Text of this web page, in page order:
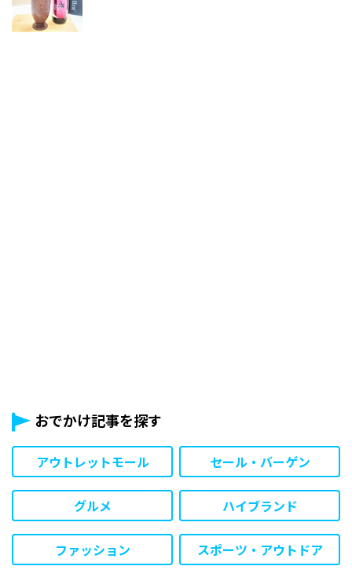
おでかけ記事を探す
アウトレットモール セール・バーゲン
グルメ ハイブランド
ファッション スポーツ・アウトドア